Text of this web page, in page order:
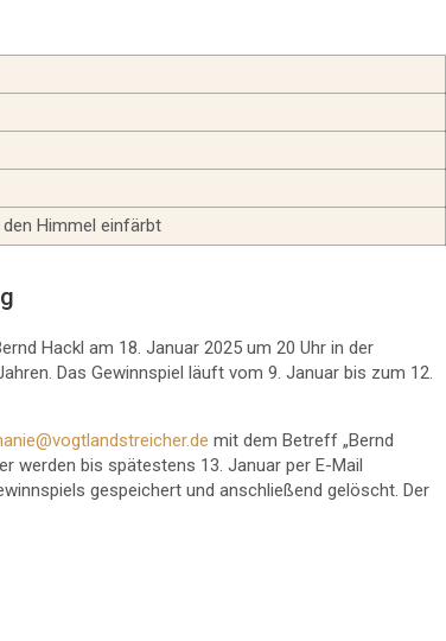
Himmel einfärbt
Hackl am 18. Januar 2025 um 20 Uhr in der
Das Gewinnspiel läuft vom 9. Januar bis zum 12.
mit dem Betreff „Bernd
werden bis spätestens 13. Januar per E-Mail
gespeichert und anschließend gelöscht. Der